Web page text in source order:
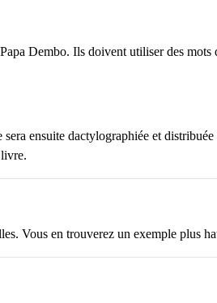
Dembo. Ils doivent utiliser des
ensuite dactylographiée et
Vous en trouverez un exemple plus